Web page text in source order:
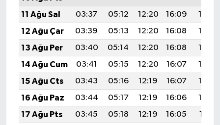
11 Ağu Sal
03:37 05:12 12:20 16:09
19:18
12 Ağu Çar
03:39 05:13 12:20 16:08
19:17
13 Ağu Per
03:40 05:14 12:20 16:08
19:16
14 Ağu Cum
03:41 05:15 12:20 16:07
19:15
15 Ağu Cts
03:43 05:16 12:19 16:07
19:13
16 Ağu Paz
03:44 05:17 12:19 16:06
19:12
17 Ağu Pts
03:45 05:18 12:19 16:05
19:11
Bisiklet
Boks
Güreş
Halter
Motor Sporları